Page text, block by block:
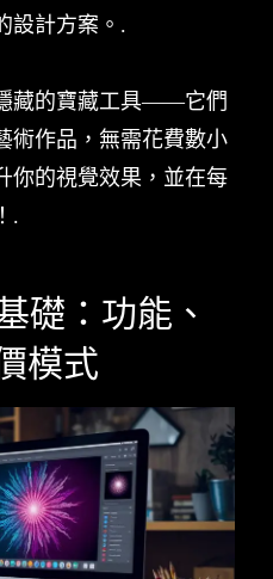
設計方案。.
藏的寶藏工具——它們
術作品，無需花費數小
你的視覺效果，並在每
.
礎：功能、
模式